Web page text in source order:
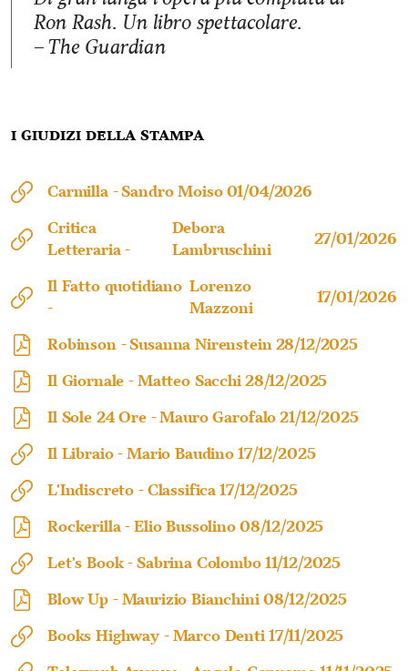
Ron Rash. Un libro spettacolare.
– The Guardian
I giudizi della stampa
Carmilla - Sandro Moiso 01/04/2026
Critica
Letteraria -
Debora
Lambruschini
27/01/2026
Il Fatto quotidiano
-
Lorenzo
Mazzoni
17/01/2026
Robinson - Susanna Nirenstein 28/12/2025
Il Giornale - Matteo Sacchi 28/12/2025
Il Sole 24 Ore - Mauro Garofalo 21/12/2025
Il Libraio - Mario Baudino 17/12/2025
L'Indiscreto - Classifica 17/12/2025
Rockerilla - Elio Bussolino 08/12/2025
Let's Book - Sabrina Colombo 11/12/2025
Blow Up - Maurizio Bianchini 08/12/2025
Books Highway - Marco Denti 17/11/2025